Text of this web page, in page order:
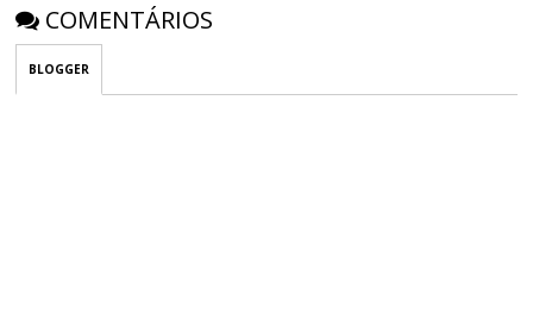
COMENTÁRIOS
BLOGGER